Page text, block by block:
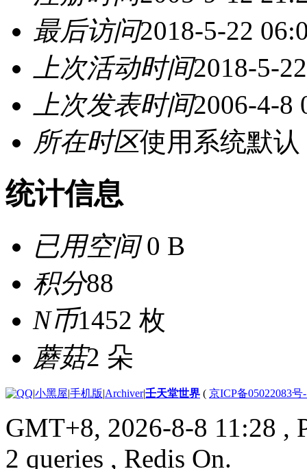
最后访问2018-5-22
上次活动时间2018-5-
上次发表时间2006-4-8
所在时区使用系统默认
统计信息
已用空间0 B
积分88
N币1452 枚
蘑菇2 朵
|小黑屋|手机版|Archiver|壬天堂世界 ( 京ICP备05022083号
GMT+8, 2026-8-8 11:28 ,
2 queries , Redis On.